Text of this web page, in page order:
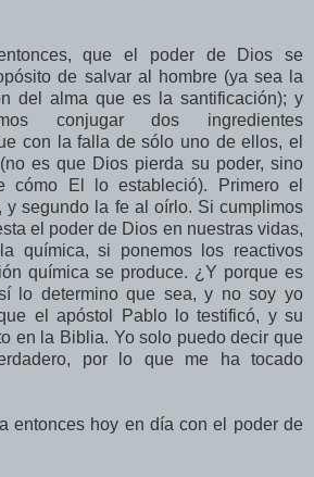
que el poder de Dios se
de salvar al hombre (ya sea la
del alma que es la santificación); y
conjugar dos ingredientes
con la falla de sólo uno de ellos, el
es que Dios pierda su poder, sino
cómo El lo estableció). Primero el
y segundo la fe al oírlo. Si cumplimos
el poder de Dios en nuestras vidas,
química, si ponemos los reactivos
química se produce. ¿Y porque es
lo determino que sea, y no soy yo
el apóstol Pablo lo testificó, y su
en la Biblia. Yo solo puedo decir que
por lo que me ha tocado
entonces hoy en día con el poder de